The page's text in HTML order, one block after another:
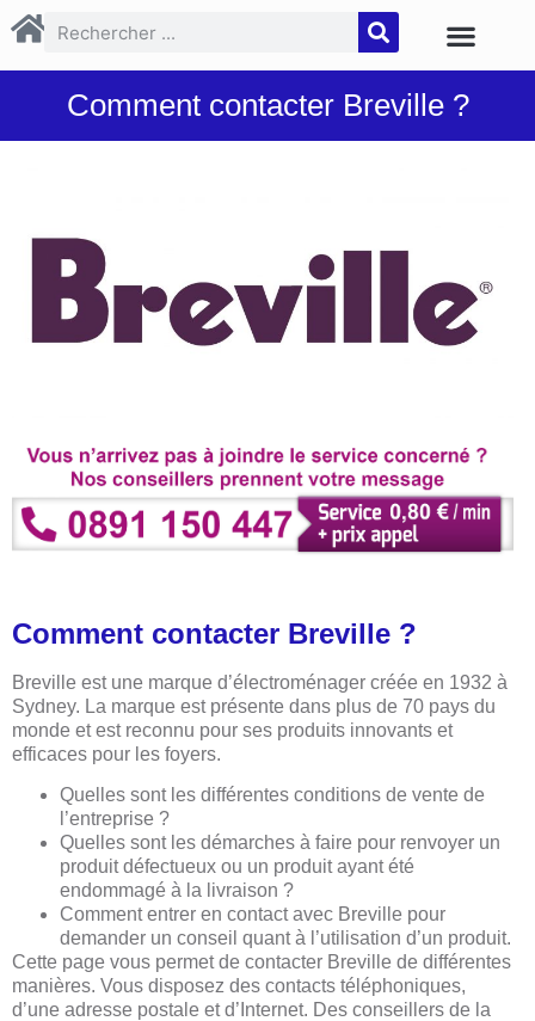
Comment contacter Breville ?
Comment contacter Breville ?
Breville est une marque d’électroménager créée en 1932 à
Sydney. La marque est présente dans plus de 70 pays du
monde et est reconnu pour ses produits innovants et
efficaces pour les foyers.
Quelles sont les différentes conditions de vente de
l’entreprise ?
Quelles sont les démarches à faire pour renvoyer un
produit défectueux ou un produit ayant été
endommagé à la livraison ?
Comment entrer en contact avec Breville pour
demander un conseil quant à l’utilisation d’un produit.
Cette page vous permet de contacter Breville de différentes
manières. Vous disposez des contacts téléphoniques,
d’une adresse postale et d’Internet. Des conseillers de la